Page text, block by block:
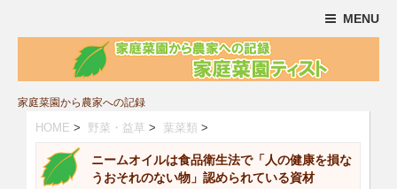
MENU
家庭菜園から農家への記録
HOME > 野菜・益草 > 葉菜類 >
ニームオイルは食品衛生法で「人の健康を損な
うおそれのない物」認められている資材